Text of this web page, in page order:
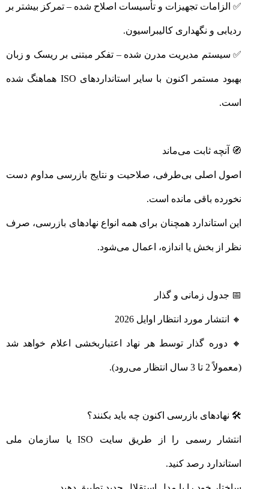
✅ الزامات تجهیزات و تأسیسات اصلاح شده – تمرکز بیشتر بر
ردیابی و نگهداری کالیبراسیون.
✅ سیستم مدیریت مدرن شده – تفکر مبتنی بر ریسک و زبان
بهبود مستمر اکنون با سایر استانداردهای ISO هماهنگ شده
است.
🧭 آنچه ثابت می‌ماند
اصول اصلی بی‌طرفی، صلاحیت و نتایج بازرسی مداوم دست
نخورده باقی مانده است.
این استاندارد همچنان برای همه انواع نهادهای بازرسی، صرف
نظر از بخش یا اندازه، اعمال می‌شود.
📅 جدول زمانی و گذار
🔸 انتشار مورد انتظار اوایل 2026
🔸 دوره گذار توسط هر نهاد اعتباربخشی اعلام خواهد شد
(معمولاً 2 تا 3 سال انتظار می‌رود).
🛠️ نهادهای بازرسی اکنون چه باید بکنند؟
انتشار رسمی را از طریق سایت ISO یا سازمان ملی
استاندارد رصد کنید.